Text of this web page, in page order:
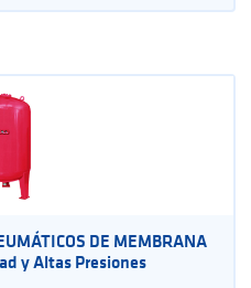
DE MEMBRANA
y Altas Presiones